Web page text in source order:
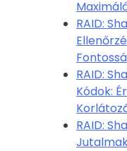
RAID:
RAID:
Kódok:
RAID: